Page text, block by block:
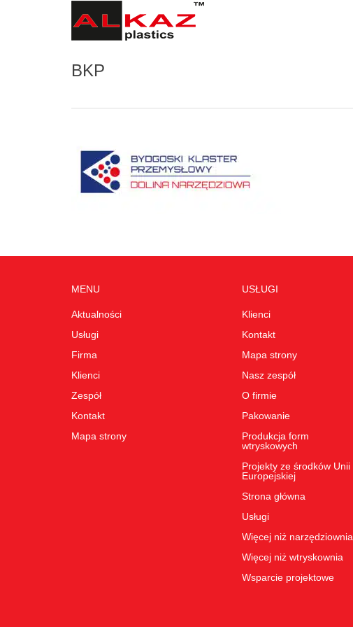
BKP
MENU
Aktualności
Usługi
Firma
Klienci
Zespół
Kontakt
Mapa strony
USŁUGI
Klienci
Kontakt
Mapa strony
Nasz zespół
O firmie
Pakowanie
Produkcja form
wtryskowych
Projekty ze środków Unii
Europejskiej
Strona główna
Usługi
Więcej niż narzędziownia
Więcej niż wtryskownia
Wsparcie projektowe